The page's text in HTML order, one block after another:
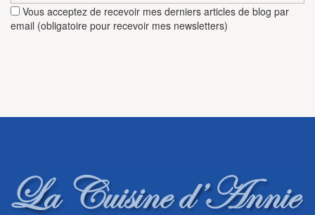
Vous acceptez de recevoir mes derniers articles de blog par
email (obligatoire pour recevoir mes newsletters)